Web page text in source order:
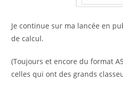
Je continue sur ma lancée en
de calcul.
(Toujours et encore du format
celles qui ont des grands